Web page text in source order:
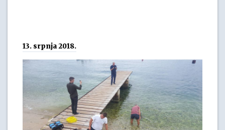
13. srpnja 2018.